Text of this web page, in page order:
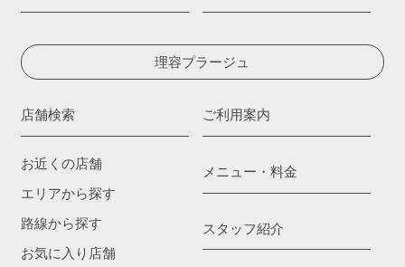
理容プラージュ
店舗検索
お近くの店舗
エリアから探す
路線から探す
お気に入り店舗
ご利用案内
メニュー・料金
スタッフ紹介